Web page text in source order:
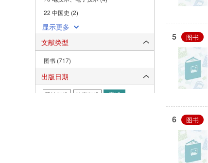
22 中国史 (2)
显示更多
文献类型
图书 (717)
出版日期
查找
5 图书
6 图书